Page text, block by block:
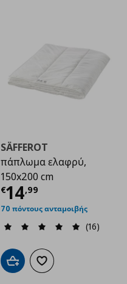
€ 5,99
SÄFFEROT
πάπλωμα ελαφρύ,
150x200 cm
€14,99
Τρέχουσα
70 πόντους ανταμοιβής
(16)
Προσθήκη στο καλάθι
Προσθήκη στα